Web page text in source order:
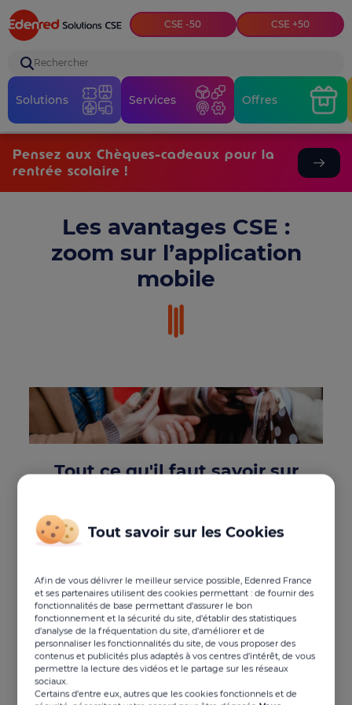
Top menu
CSE -50 CSE +50
Rechercher
Solutions Services Offres
Pensez aux Chèques-cadeaux pour la
rentrée scolaire !
Les avantages CSE :
zoom sur l’application
mobile
Tout ce qu'il faut savoir sur
Ecrit le 22/10/2021 - Mise à jour le 06/01/2026
L’application mobile est devenue un outil à part
entière dans la vie quotidienne des Français, sans
doute en réponse à l’ascension spectaculaire de
l’usage du smartphone dans le pays. S’il y a une
chose à retenir de ce phénomène, c’est qu’il devient
désormais un atout pour le CSE. En effet, en misant
sur une appli mobile, le comité dispose d’un canal
supplémentaire, d’un pont illimité pour interagir en
Tout savoir sur les Cookies
Afin de vous délivrer le meilleur service possible, Edenred France
et ses partenaires utilisent des cookies permettant : de fournir des
fonctionnalités de base permettant d'assurer le bon
fonctionnement et la sécurité du site, d'établir des statistiques
d'analyse de la fréquentation du site, d'améliorer et de
personnaliser les fonctionnalités du site, de vous proposer des
contenus et publicités plus adaptés à vos centres d'intérêt, de vous
permettre la lecture des vidéos et le partage sur les réseaux
sociaux.
Certains d'entre eux, autres que les cookies fonctionnels et de